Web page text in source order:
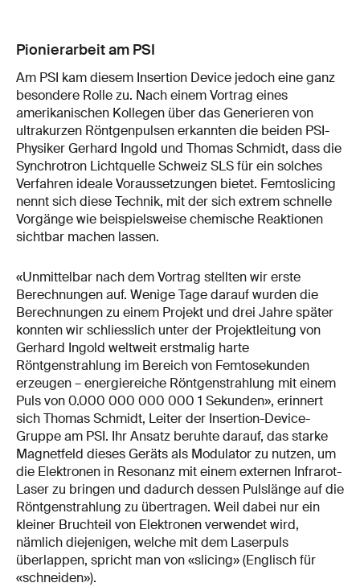
Pionierarbeit am PSI
Am PSI kam diesem Insertion Device jedoch eine ganz
besondere Rolle zu. Nach einem Vortrag eines
amerikanischen Kollegen über das Generieren von
ultrakurzen Röntgenpulsen erkannten die beiden PSI-
Physiker Gerhard Ingold und Thomas Schmidt, dass die
Synchrotron Lichtquelle Schweiz SLS für ein solches
Verfahren ideale Voraussetzungen bietet. Femtoslicing
nennt sich diese Technik, mit der sich extrem schnelle
Vorgänge wie beispielsweise chemische Reaktionen
sichtbar machen lassen.
«Unmittelbar nach dem Vortrag stellten wir erste
Berechnungen auf. Wenige Tage darauf wurden die
Berechnungen zu einem Projekt und drei Jahre später
konnten wir schliesslich unter der Projektleitung von
Gerhard Ingold weltweit erstmalig harte
Röntgenstrahlung im Bereich von Femtosekunden
erzeugen – energiereiche Röntgenstrahlung mit einem
Puls von 0.000 000 000 000 1 Sekunden», erinnert
sich Thomas Schmidt, Leiter der Insertion-Device-
Gruppe am PSI. Ihr Ansatz beruhte darauf, das starke
Magnetfeld dieses Geräts als Modulator zu nutzen, um
die Elektronen in Resonanz mit einem externen Infrarot-
Laser zu bringen und dadurch dessen Pulslänge auf die
Röntgenstrahlung zu übertragen. Weil dabei nur ein
kleiner Bruchteil von Elektronen verwendet wird,
nämlich diejenigen, welche mit dem Laserpuls
überlappen, spricht man von «slicing» (Englisch für
«schneiden»).